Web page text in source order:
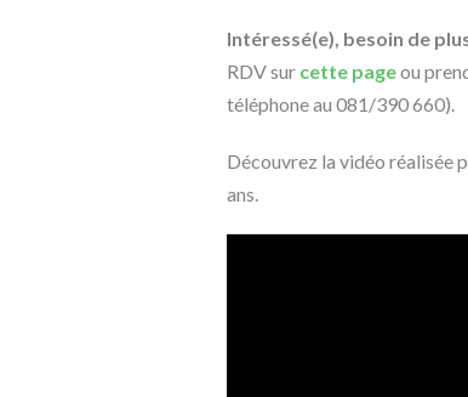
Intéressé(e), besoin de
RDV sur cette pageou
téléphone au 081/390 660).
Découvrez la vidéo réalisée
ans.